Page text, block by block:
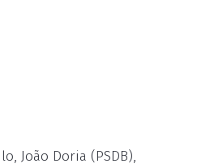
João Doria (PSDB),